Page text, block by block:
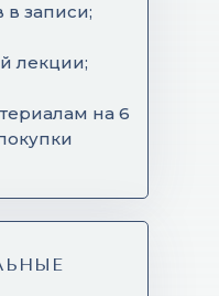
в записи;
лекции;
на 6